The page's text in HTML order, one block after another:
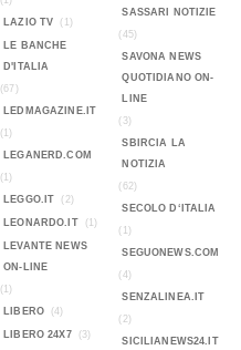
LAZIO TV
(1)
LE BANCHE
D'ITALIA
(67)
LEDMAGAZINE.IT
(1)
LEGANERD.COM
(1)
LEGGO.IT
(2)
LEONARDO.IT (1)
LEVANTE NEWS
ON-LINE
(1)
LIBERO
(4)
LIBERO 24X7 (3)
SASSARI NOTIZIE
(45)
SAVONA NEWS
QUOTIDIANO ON-
LINE
(3)
SBIRCIA LA
NOTIZIA
(62)
SECOLO D‘ITALIA
(1)
SEGUONEWS.COM
(4)
SENZALINEA.IT
(2)
SICILIANEWS24.IT